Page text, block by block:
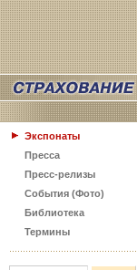
Экспонаты
Пресса
Пресс-релизы
События (Фото)
Библиотека
Термины